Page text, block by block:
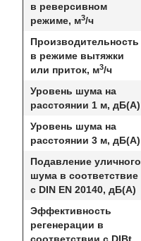
в реверсивном
режиме, м3/ч
Производительность
в режиме вытяжки
или приток, м3/ч
Уровень шума на
расстоянии 1 м, дБ(А)
Уровень шума на
расстоянии 3 м, дБ(А)
Подавление уличного
шума в соответствие
с DIN EN 20140, дБ(А)
Эффективность
регенерации в